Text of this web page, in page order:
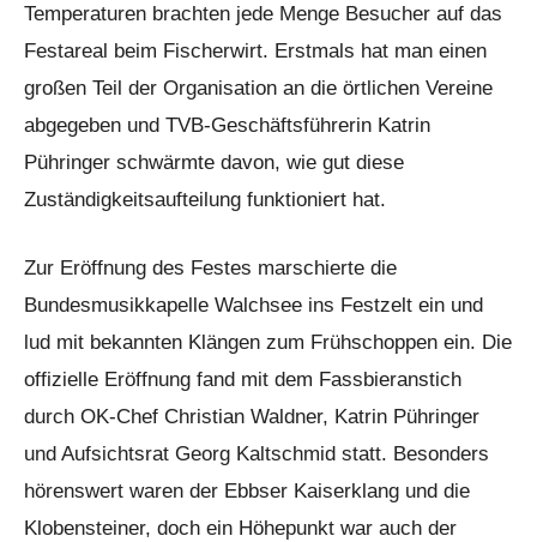
Temperaturen brachten jede Menge Besucher auf das
Festareal beim Fischerwirt. Erstmals hat man einen
großen Teil der Organisation an die örtlichen Vereine
abgegeben und TVB-Geschäftsführerin Katrin
Pühringer schwärmte davon, wie gut diese
Zuständigkeitsaufteilung funktioniert hat.
Zur Eröffnung des Festes marschierte die
Bundesmusikkapelle Walchsee ins Festzelt ein und
lud mit bekannten Klängen zum Frühschoppen ein. Die
offizielle Eröffnung fand mit dem Fassbieranstich
durch OK-Chef Christian Waldner, Katrin Pühringer
und Aufsichtsrat Georg Kaltschmid statt. Besonders
hörenswert waren der Ebbser Kaiserklang und die
Klobensteiner, doch ein Höhepunkt war auch der